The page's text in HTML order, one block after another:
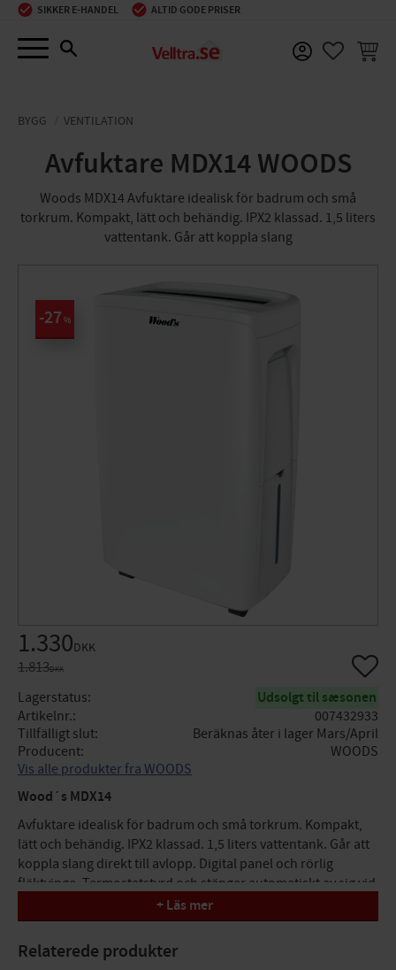
Menu
SIKKER E-HANDEL ALTID GODE PRISER
BYGG VENTILATION
Avfuktare MDX14 WOODS
Woods MDX14 Avfuktare idealisk för badrum och små
torkrum. Kompakt, lätt och behändig. IPX2 klassad. 1,5 liters
vattentank. Går att koppla slang
27 %
Nedsat pris:
1.330DKK
Original pris:
1.813DKK
Gem
Lagerstatus
Udsolgt til sæsonen
Artikelnr.
007432933
Tillfälligt slut
Beräknas åter i lager Mars/April
Producent
WOODS
Vis alle produkter fra WOODS
Wood´s MDX14
Avfuktare idealisk för badrum och små torkrum. Kompakt,
lätt och behändig. IPX2 klassad. 1,5 liters vattentank. Går att
koppla slang direkt till avlopp. Digital panel och rörlig
fläktvinge. Termostatstyrd och stänger automatiskt av sig vid
Max arbetsområde: 40 m²
+ Läs mer
Relaterede produkter